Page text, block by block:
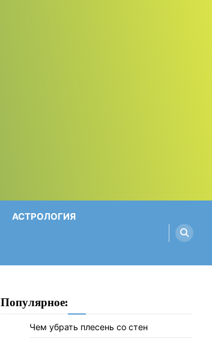
АСТРОЛОГИЯ
Популярное:
Чем убрать плесень со стен